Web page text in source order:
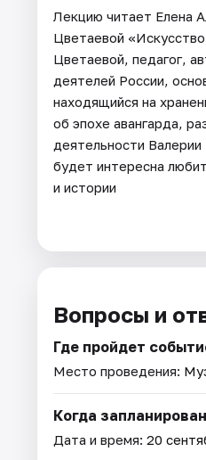
Лекцию читает Елена
Цветаевой
Цветаевой, педагог,
деятелей России,
находящийся на
об эпохе авангарда,
деятельности
будет интересна
и истории
Вопросы и
Где пройдет
Место проведения:
Когда
Дата и время: 20